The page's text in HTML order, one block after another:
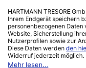
Der ECB (European
unabhängige
Systems Association e.